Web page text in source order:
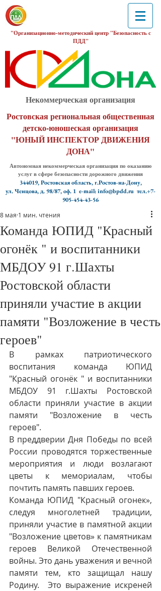
"Организационно-методический центр "Безопасность с
ПДД"
Некоммерческая организация
Ростовская региональная общественная
детско-юношеская организация
"ЮНЫЙ ИНСПЕКТОР ДВИЖЕНИЯ
ДОНА"
Автономная некоммерческая организация по оказанию
услуг в сфере безопасности дорожного движения
344019, Ростовская область, г.Ростов-на-Дону,
ул. Ченцова, д. 98/87, оф. 1 e-mail: info@bpdd.ru тел.+7-
905-454-43-56
Команда ЮПИД "Красный
огонёк " и воспитанники
МБДОУ 91 г.Шахты
Ростовской области
приняли участие в акции
памяти "Возложение в честь
героев"
8 мая 1 мин. чтения
В рамках патриотического
воспитания команда ЮПИД
"Красный огонёк " и воспитанники
МБДОУ 91 г.Шахты Ростовской
области приняли участие в акции
памяти "Возложение в честь
героев".
В преддверии Дня Победы по всей
России проводятся торжественные
мероприятия и люди возлагают
цветы к мемориалам, чтобы
почтить память павших героев.
Команда ЮПИД "Красный огонек»,
следуя многолетней традиции,
приняли участие в памятной акции
"Возложение цветов» к памятникам
героев Великой Отечественной
войны. Это дань уважения и вечной
памяти тем, кто защищал нашу
Родину.  Это выражение искреней